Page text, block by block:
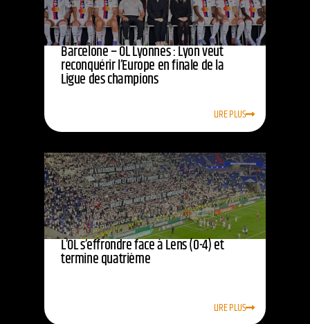
Barcelone – OL Lyonnes : Lyon veut
reconquérir l’Europe en finale de la
Ligue des champions
LIRE PLUS
L’OL s’effrondre face à Lens (0-4) et
termine quatrième
LIRE PLUS